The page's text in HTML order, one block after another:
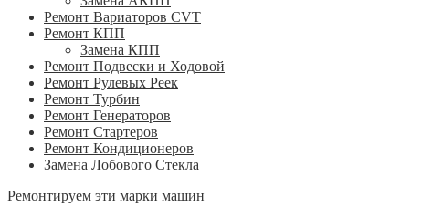
Ремонт Вариаторов CVT
Ремонт КПП
Замена КПП
Ремонт Подвески и Ходовой
Ремонт Рулевых Реек
Ремонт Турбин
Ремонт Генераторов
Ремонт Стартеров
Ремонт Кондиционеров
Замена Лобового Стекла
Ремонтируем эти марки машин